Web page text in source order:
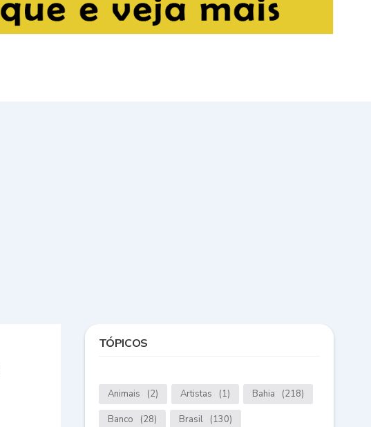
TÓPICOS
Animais (2) Artistas (1) Bahia (218)
Banco (28) Brasil (130)